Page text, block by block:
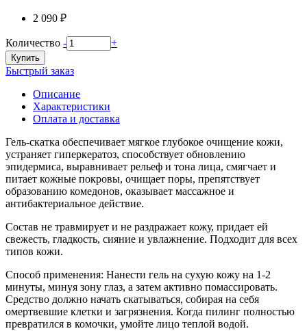
2 090 ₽
Количество - +
Купить
Быстрый заказ
Описание
Характеристики
Оплата и доставка
Гель-скатка обеспечивает мягкое глубокое очищение кожи,
устраняет гиперкератоз, способствует обновлению
эпидермиса, выравнивает рельеф и тона лица, смягчает и
питает кожные покровы, очищает поры, препятствует
образованию комедонов, оказывает массажное и
антибактериальное действие.
Состав не травмирует и не раздражает кожу, придает ей
свежесть, гладкость, сияние и увлажнение. Подходит для всех
типов кожи.
Способ применения: Нанести гель на сухую кожу на 1-2
минуты, минуя зону глаз, а затем активно помассировать.
Средство должно начать скатываться, собирая на себя
омертвевшие клетки и загрязнения. Когда пилинг полностью
превратился в комочки, умойте лицо теплой водой.